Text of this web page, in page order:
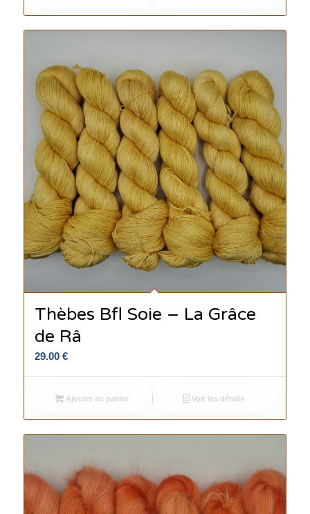
Thèbes Bfl Soie – La Grâce
de Râ
29.00 €
Ajouter au panier Voir les détails